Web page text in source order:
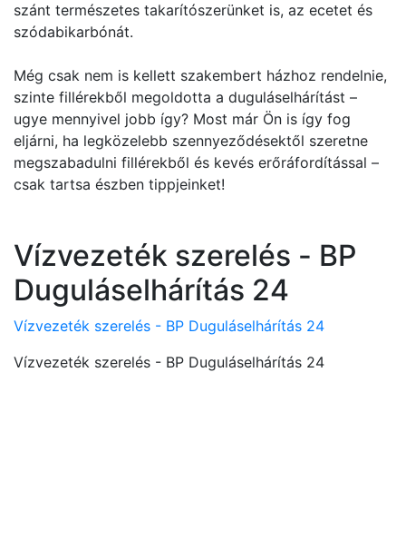
szánt természetes takarítószerünket is, az ecetet és
szódabikarbónát.
Még csak nem is kellett szakembert házhoz rendelnie,
szinte fillérekből megoldotta a duguláselhárítást –
ugye mennyivel jobb így? Most már Ön is így fog
eljárni, ha legközelebb szennyeződésektől szeretne
megszabadulni fillérekből és kevés erőráfordítással –
csak tartsa észben tippjeinket!
Vízvezeték szerelés - BP
Duguláselhárítás 24
Vízvezeték szerelés - BP Duguláselhárítás 24
Vízvezeték szerelés - BP Duguláselhárítás 24